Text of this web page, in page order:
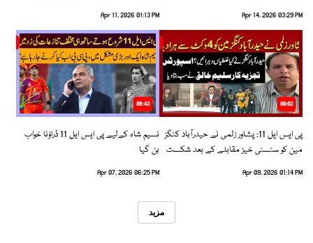
Apr 14, 2026 03:29 PM
Apr 11, 2026 01:13 PM
09:02
پی ایس ایل 11: پشاور زلمی نے حیدرآباد کنگز
مین کو سنسنی خیز مقابلے کے بعد شکست
Apr 09, 2026 01:14 PM
06:43
نسیم شاہ کےلیے پی ایس ایل 11 ڈراؤنا خواب
بن گیا
Apr 07, 2026 06:25 PM
مزید